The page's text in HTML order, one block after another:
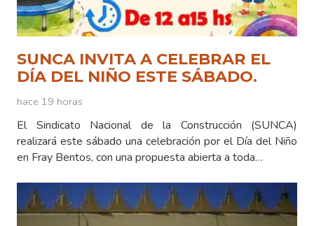
SUNCA INVITA A CELEBRAR EL
DÍA DEL NIÑO ESTE SÁBADO.
hace 19 horas
El Sindicato Nacional de la Construcción (SUNCA)
realizará este sábado una celebración por el Día del Niño
en Fray Bentos, con una propuesta abierta a toda…